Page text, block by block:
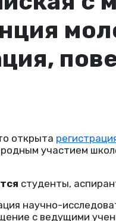
открыта
участием
студенты,
научно-
с ведущими